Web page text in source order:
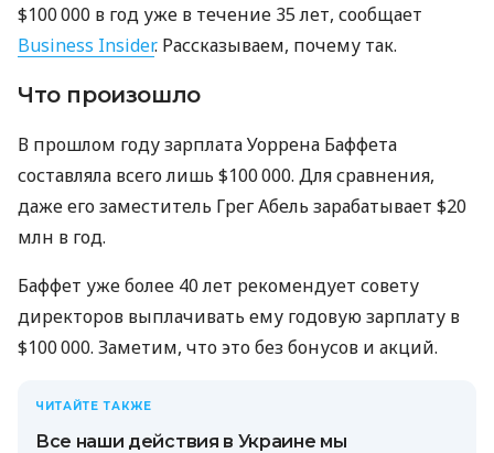
$100 000 в год уже в течение 35 лет, сообщает
Business Insider. Рассказываем, почему так.
Что произошло
В прошлом году зарплата Уоррена Баффета
составляла всего лишь $100 000. Для сравнения,
даже его заместитель Грег Абель зарабатывает $20
млн в год.
Баффет уже более 40 лет рекомендует совету
директоров выплачивать ему годовую зарплату в
$100 000. Заметим, что это без бонусов и акций.
ЧИТАЙТЕ ТАКЖЕ
Все наши действия в Украине мы